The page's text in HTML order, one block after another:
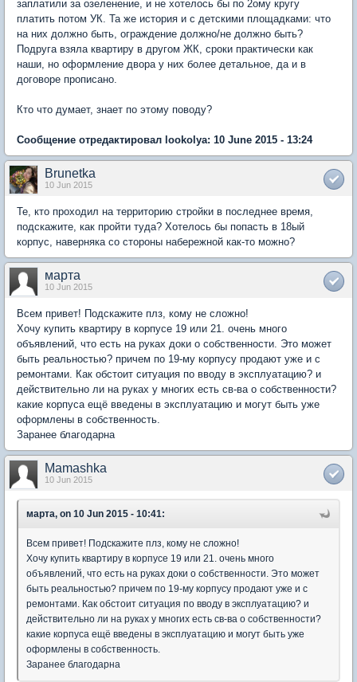
заплатили за озеленение, и не хотелось бы по 2ому кругу
платить потом УК. Та же история и с детскими площадками: что
на них должно быть, ограждение должно/не должно быть?
Подруга взяла квартиру в другом ЖК, сроки практически как
наши, но оформление двора у них более детальное, да и в
договоре прописано.
Кто что думает, знает по этому поводу?
Сообщение отредактировал lookolya: 10 June 2015 - 13:24
Brunetka
10 Jun 2015
Те, кто проходил на территорию стройки в последнее время,
подскажите, как пройти туда? Хотелось бы попасть в 18ый
корпус, наверняка со стороны набережной как-то можно?
марта
10 Jun 2015
Всем привет! Подскажите плз, кому не сложно!
Хочу купить квартиру в корпусе 19 или 21. очень много
объявлений, что есть на руках доки о собственности. Это может
быть реальностью? причем по 19-му корпусу продают уже и с
ремонтами. Как обстоит ситуация по вводу в эксплуатацию? и
действительно ли на руках у многих есть св-ва о собственности?
какие корпуса ещё введены в эксплуатацию и могут быть уже
оформлены в собственность.
Заранее благодарна
Mamashka
10 Jun 2015
марта, on 10 Jun 2015 - 10:41:
Всем привет! Подскажите плз, кому не сложно!
Хочу купить квартиру в корпусе 19 или 21. очень много
объявлений, что есть на руках доки о собственности. Это может
быть реальностью? причем по 19-му корпусу продают уже и с
ремонтами. Как обстоит ситуация по вводу в эксплуатацию? и
действительно ли на руках у многих есть св-ва о собственности?
какие корпуса ещё введены в эксплуатацию и могут быть уже
оформлены в собственность.
Заранее благодарна